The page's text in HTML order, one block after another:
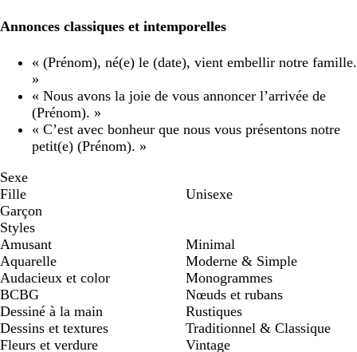
Annonces classiques et intemporelles
« (Prénom), né(e) le (date), vient embellir notre famille.
»
« Nous avons la joie de vous annoncer l’arrivée de
(Prénom). »
« C’est avec bonheur que nous vous présentons notre
petit(e) (Prénom). »
Sexe
Fille
Garçon
Unisexe
Styles
Amusant
Aquarelle
Audacieux et color
BCBG
Dessiné à la main
Dessins et textures
Fleurs et verdure
Minimal
Moderne & Simple
Monogrammes
Nœuds et rubans
Rustiques
Traditionnel & Classique
Vintage